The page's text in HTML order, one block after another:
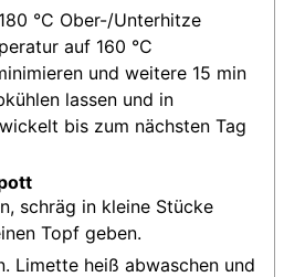
°C Ober-/Unterhitze
auf 160 °C
und weitere 15 min
lassen und in
bis zum nächsten Tag
schräg in kleine Stücke
Topf geben.
Limette heiß abwaschen und